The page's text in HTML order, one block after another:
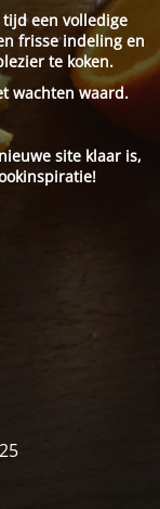
een volledige
frisse indeling en
te koken.
wachten waard.
site klaar is,